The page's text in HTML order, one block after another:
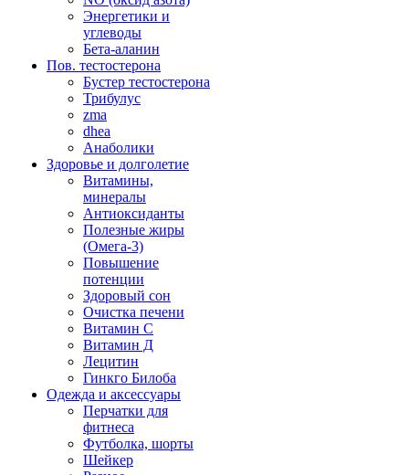
Энергетики и
углеводы
Бета-аланин
Пов. тестостерона
Бустер тестостерона
Трибулус
zma
dhea
Анаболики
Здоровье и долголетие
Витамины,
минералы
Антиоксиданты
Полезные жиры
(Омега-3)
Повышение
потенции
Здоровый сон
Очистка печени
Витамин С
Витамин Д
Лецитин
Гинкго Билоба
Одежда и аксессуары
Перчатки для
фитнеса
Футболка, шорты
Шейкер